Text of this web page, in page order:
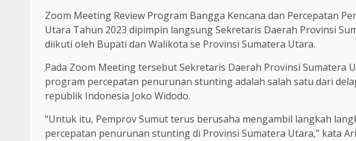
Zoom Meeting Review Program Bangga Kencana dan Percepatan
Utara Tahun 2023 dipimpin langsung Sekretaris Daerah Provinsi
diikuti oleh Bupati dan Walikota se Provinsi Sumatera Utara.
Pada Zoom Meeting tersebut Sekretaris Daerah Provinsi Sumatera
program percepatan penurunan stunting adalah salah satu dari
republik Indonesia Joko Widodo.
“Untuk itu, Pemprov Sumut terus berusaha mengambil langkah
percepatan penurunan stunting di Provinsi Sumatera Utara,” kata